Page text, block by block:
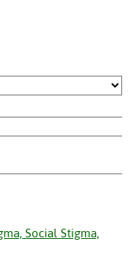
Social Stigma,